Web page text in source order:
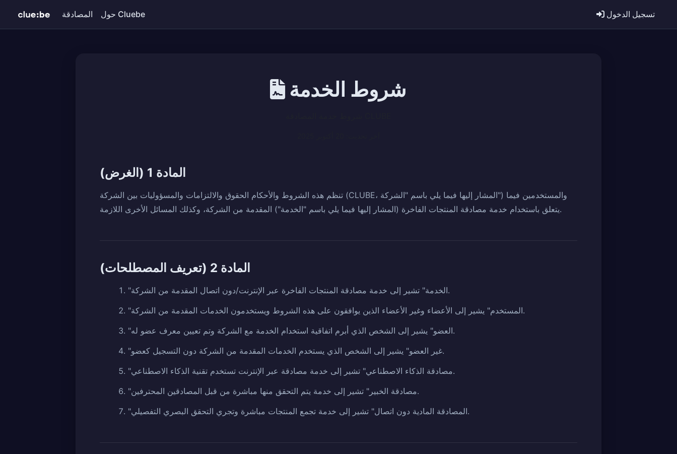
المصادقة حول Cluebe تسجيل الدخول
شروط الخدمة
المادة 1 (الغرض)
تنظم هذه الشروط والأحكام الحقوق والالتزامات والمسؤوليات بين الشركة (CLUBE، المشار إليها فيما يلي باسم "الشركة") والمستخدمين فيما
يتعلق باستخدام خدمة مصادقة المنتجات الفاخرة (المشار إليها فيما يلي باسم "الخدمة") المقدمة من الشركة، وكذلك المسائل الأخرى اللازمة.
المادة 2 (تعريف المصطلحات)
"الخدمة" تشير إلى خدمة مصادقة المنتجات الفاخرة عبر الإنترنت/دون اتصال المقدمة من الشركة.
"المستخدم" يشير إلى الأعضاء وغير الأعضاء الذين يوافقون على هذه الشروط ويستخدمون الخدمات المقدمة من الشركة.
"العضو" يشير إلى الشخص الذي أبرم اتفاقية استخدام الخدمة مع الشركة وتم تعيين معرف عضو له.
"غير العضو" يشير إلى الشخص الذي يستخدم الخدمات المقدمة من الشركة دون التسجيل كعضو.
"مصادقة الذكاء الاصطناعي" تشير إلى خدمة مصادقة عبر الإنترنت تستخدم تقنية الذكاء الاصطناعي.
"مصادقة الخبير" تشير إلى خدمة يتم التحقق منها مباشرة من قبل المصادقين المحترفين.
"المصادقة المادية دون اتصال" تشير إلى خدمة تجمع المنتجات مباشرة وتجري التحقق البصري التفصيلي.